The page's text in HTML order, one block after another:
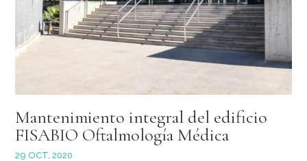
Mantenimiento integral del edificio
FISABIO Oftalmología Médica
29 OCT, 2020